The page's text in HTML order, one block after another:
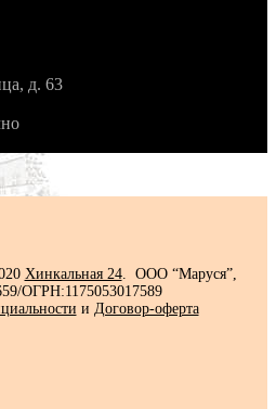
д. 63
Хинкальная 24. ООО “Маруся”,
ОГРН:1175053017589
и Договор-оферта